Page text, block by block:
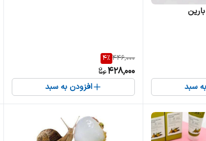
سبد
446,000
4%
428,000
افزودن به سبد